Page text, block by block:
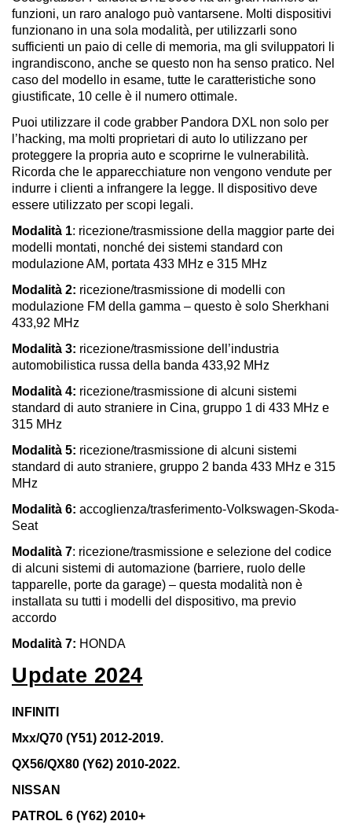
funzioni, un raro analogo può vantarsene. Molti dispositivi
funzionano in una sola modalità, per utilizzarli sono
sufficienti un paio di celle di memoria, ma gli sviluppatori li
ingrandiscono, anche se questo non ha senso pratico. Nel
caso del modello in esame, tutte le caratteristiche sono
giustificate, 10 celle è il numero ottimale.
Puoi utilizzare il code grabber Pandora DXL non solo per
l’hacking, ma molti proprietari di auto lo utilizzano per
proteggere la propria auto e scoprirne le vulnerabilità.
Ricorda che le apparecchiature non vengono vendute per
indurre i clienti a infrangere la legge. Il dispositivo deve
essere utilizzato per scopi legali.
Modalità 1: ricezione/trasmissione della maggior parte dei
modelli montati, nonché dei sistemi standard con
modulazione AM, portata 433 MHz e 315 MHz
Modalità 2: ricezione/trasmissione di modelli con
modulazione FM della gamma – questo è solo Sherkhani
433,92 MHz
Modalità 3: ricezione/trasmissione dell’industria
automobilistica russa della banda 433,92 MHz
Modalità 4: ricezione/trasmissione di alcuni sistemi
standard di auto straniere in Cina, gruppo 1 di 433 MHz e
315 MHz
Modalità 5: ricezione/trasmissione di alcuni sistemi
standard di auto straniere, gruppo 2 banda 433 MHz e 315
MHz
Modalità 6: accoglienza/trasferimento-Volkswagen-Skoda-
Seat
Modalità 7: ricezione/trasmissione e selezione del codice
di alcuni sistemi di automazione (barriere, ruolo delle
tapparelle, porte da garage) – questa modalità non è
installata su tutti i modelli del dispositivo, ma previo
accordo
Modalità 7: HONDA
Update 2024
INFINITI
Mxx/Q70 (Y51) 2012-2019.
QX56/QX80 (Y62) 2010-2022.
NISSAN
PATROL 6 (Y62) 2010+